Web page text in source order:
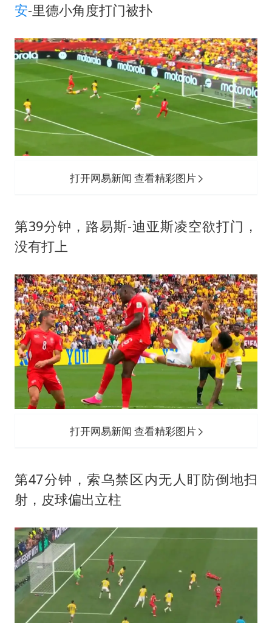
安-里德小角度打门被扑
打开网易新闻 查看精彩图片
第39分钟，路易斯-迪亚斯凌空欲打门，
没有打上
打开网易新闻 查看精彩图片
第47分钟，索乌禁区内无人盯防倒地扫
射，皮球偏出立柱